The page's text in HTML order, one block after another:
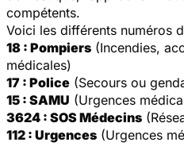
compétents.
Voici les différents numéros
18 : Pompiers (Incendies,
médicales)
17 : Police (Secours ou
15 : SAMU (Urgences
3624 : SOS Médecins
112 : Urgences (Urgences